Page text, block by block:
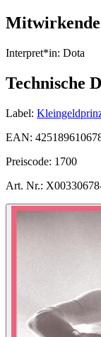
Mitwirkende
Interpret*in: Dota
Technische
Label:
EAN:
Preiscode: 1700
Art. Nr.: